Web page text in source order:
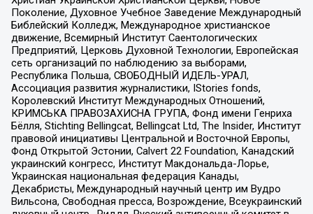
Поколение, Духовное Учебное Заведение Международный
Библейский Колледж, Международное христианское
движение, Всемирный Институт Саентологических
Предприятий, Церковь Духовной Технологии, Европейская
сеть организаций по наблюдению за выборами,
Республика Польша, СВОБОДНЫЙ ИДЕЛЬ-УРАЛ,
Ассоциация развития журналистики, IStories fonds,
Королевский Институт Международных Отношений,
КРИМСЬКА ПРАВОЗАХИСНА ГРУПА, Фонд имени Генриха
Бёлля, Stichting Bellingcat, Bellingcat Ltd, The Insider, Институт
правовой инициативы Центральной и Восточной Европы,
Фонд Открытой Эстонии, Calvert 22 Foundation, Канадский
украинский конгресс, Институт Макдональда-Лорье,
Украинская национальная федерация Канады,
Декабристы, Международный научный центр им Вудро
Вильсона, Свободная пресса, Возрождение, Всеукраинский